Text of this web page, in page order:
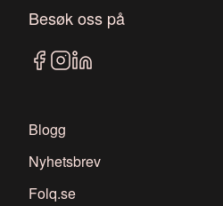
Besøk oss på
Blogg
Nyhetsbrev
Folq.se